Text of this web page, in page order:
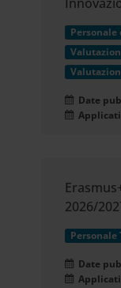
Personale
Date
2026/
Personale
Date